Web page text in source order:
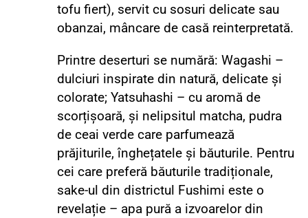
tofu fiert), servit cu sosuri delicate sau
obanzai, mâncare de casă reinterpretată.
Printre deserturi se numără: Wagashi –
dulciuri inspirate din natură, delicate și
colorate; Yatsuhashi – cu aromă de
scorțișoară, și nelipsitul matcha, pudra
de ceai verde care parfumează
prăjiturile, înghețatele și băuturile. Pentru
cei care preferă băuturile tradiționale,
sake-ul din districtul Fushimi este o
revelație – apa pură a izvoarelor din